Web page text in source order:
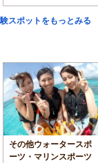
スポットをもっとみる
その他ウォータースポ
ーツ・マリンスポーツ